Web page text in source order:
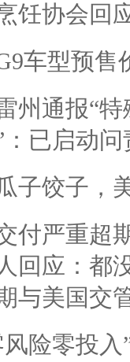
饪协会回
车型预售
州通报“
：已启动
子饺子，
付严重超
回应：都
与美国交
风险零投